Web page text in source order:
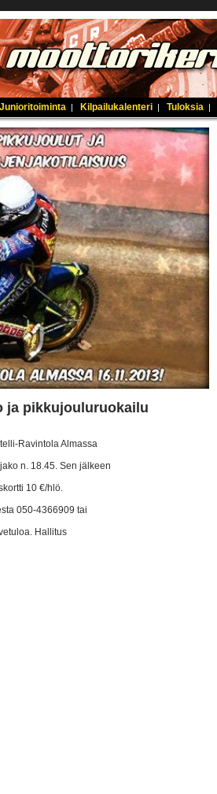
Junioritoiminta | Kilpailukalenteri | Tuloksia |
ja pikkujouluruokailu
Ravintola Almassa
n. 18.45. Sen jälkeen
10 €/hlö.
050-4366909 tai
Hallitus